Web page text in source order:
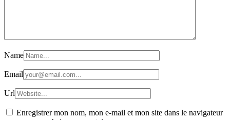
Name
Email
Url
Enregistrer mon nom, mon e-mail et mon site dans le navigateur